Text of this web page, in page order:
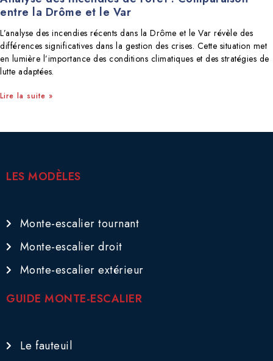
entre la Drôme et le Var
L’analyse des incendies récents dans la Drôme et le Var révèle des
différences significatives dans la gestion des crises. Cette situation met
en lumière l’importance des conditions climatiques et des stratégies de
lutte adaptées.
Lire la suite »
LES MODÈLES
Monte-escalier tournant
Monte-escalier droit
Monte-escalier extérieur
GUIDE MONTE-ESCALIER
Le fauteuil